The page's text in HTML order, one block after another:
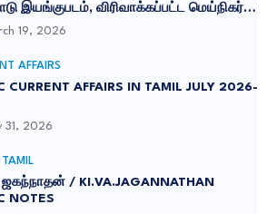
இயங்குபடம், விரிவாக்கப்பட்ட மெய்நிகர்
2026
19, 2026
AFFAIRS
CURRENT AFFAIRS IN TAMIL JULY 2026-
31, 2026
ஜகந்நாதன் / KI.VA.JAGANNATHAN
NOTES